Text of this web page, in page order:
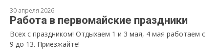
30 апреля 2026
Работа в первомайские праздники
Всех с праздником! Отдыхаем 1 и 3 мая, 4 мая работаем с
9 до 13. Приезжайте!